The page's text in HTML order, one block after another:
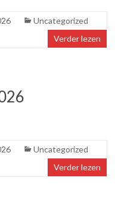
Uncategorized
Verder lezen
Uncategorized
Verder lezen